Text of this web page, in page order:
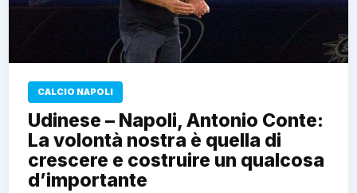
CALCIO NAPOLI
Udinese – Napoli, Antonio Conte:
La volontà nostra è quella di
crescere e costruire un qualcosa
d’importante